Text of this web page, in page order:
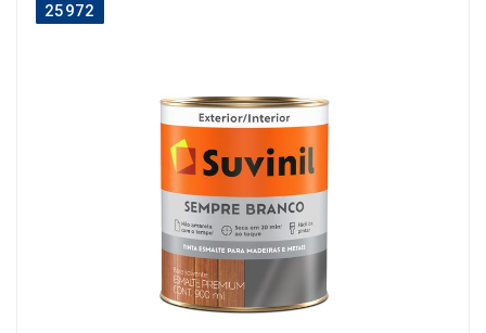
25972